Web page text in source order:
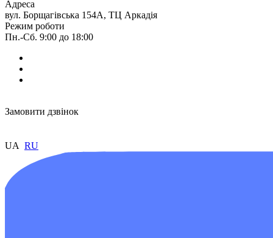
Адреса
вул. Борщагівська 154А, ТЦ Аркадія
Режим роботи
Пн.-Сб. 9:00 до 18:00
Замовити дзвінок
UA RU